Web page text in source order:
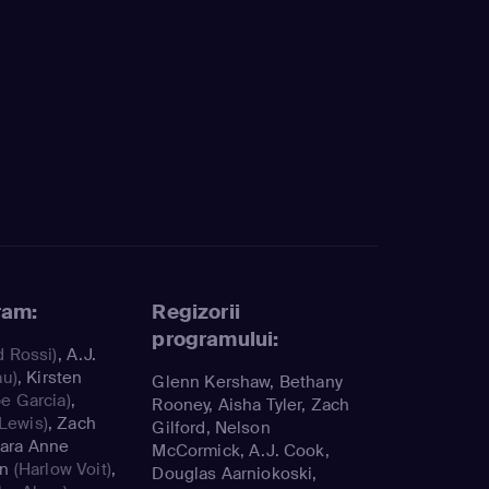
Rossi), A.J.
, Kirsten
Garcia),
,Zach
Anne
(Harlow Voit),
Regizorii
programului:
Glenn Kershaw, Bethany
Rooney, Aisha Tyler, Zach
Gilford, Nelson
McCormick, A.J. Cook,
Douglas Aarniokoski,